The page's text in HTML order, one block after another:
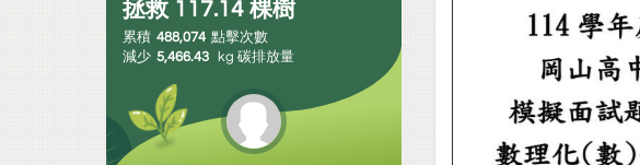
拯救 117.14 棵樹
累積 488,074 點擊次數
減少 5,466.43 kg 碳排放量